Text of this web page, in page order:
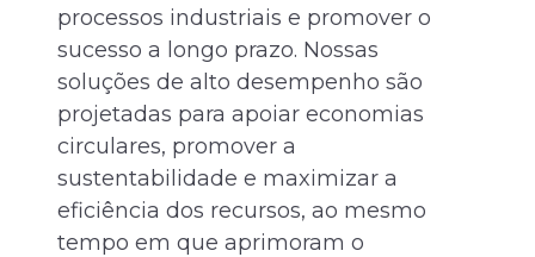
processos industriais e promover o
sucesso a longo prazo. Nossas
soluções de alto desempenho são
projetadas para apoiar economias
circulares, promover a
sustentabilidade e maximizar a
eficiência dos recursos, ao mesmo
tempo em que aprimoram o